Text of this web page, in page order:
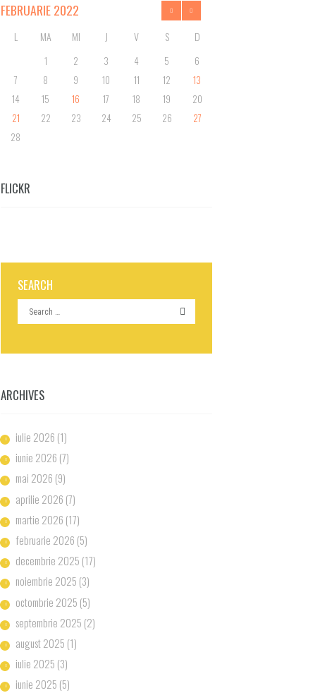
FEBRUARIE2022
L MA MI J V S D
1 2 3 4 5
6
7
8 9 10 11 12
13
14
15 16 17 18 19
20
21
22 23 24 25 26
27
28
FLICKR
SEARCH
ARCHIVES
iulie 2026 (1)
iunie 2026 (7)
mai 2026 (9)
aprilie 2026 (7)
martie 2026 (17)
februarie 2026 (5)
decembrie 2025 (17)
noiembrie 2025 (3)
octombrie 2025 (5)
septembrie 2025 (2)
august 2025 (1)
iulie 2025 (3)
iunie 2025 (5)